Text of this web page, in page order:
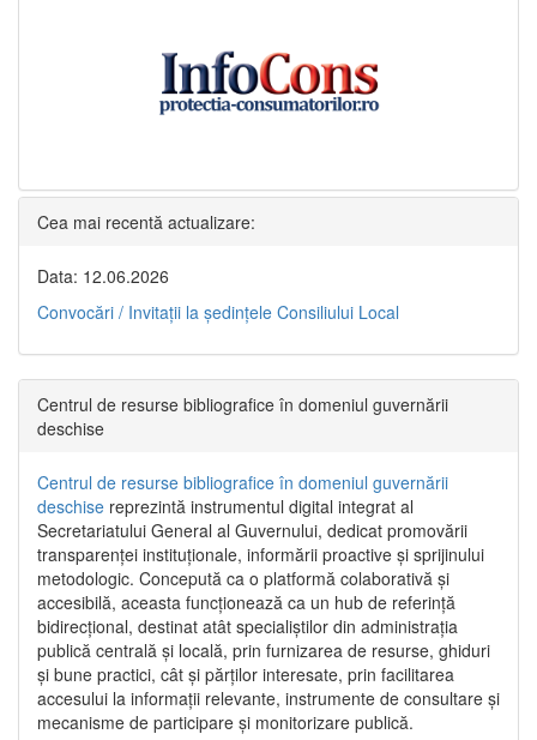
Cea mai recentă actualizare:
Data: 12.06.2026
Convocări / Invitaţii la şedinţele Consiliului Local
Centrul de resurse bibliografice în domeniul guvernării
deschise
Centrul de resurse bibliografice în domeniul guvernării
deschise reprezintă instrumentul digital integrat al
Secretariatului General al Guvernului, dedicat promovării
transparenței instituționale, informării proactive și sprijinului
metodologic. Concepută ca o platformă colaborativă și
accesibilă, aceasta funcționează ca un hub de referință
bidirecțional, destinat atât specialiștilor din administrația
publică centrală și locală, prin furnizarea de resurse, ghiduri
și bune practici, cât și părților interesate, prin facilitarea
accesului la informații relevante, instrumente de consultare și
mecanisme de participare și monitorizare publică.